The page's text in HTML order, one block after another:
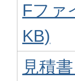
Fファ
KB)
見積